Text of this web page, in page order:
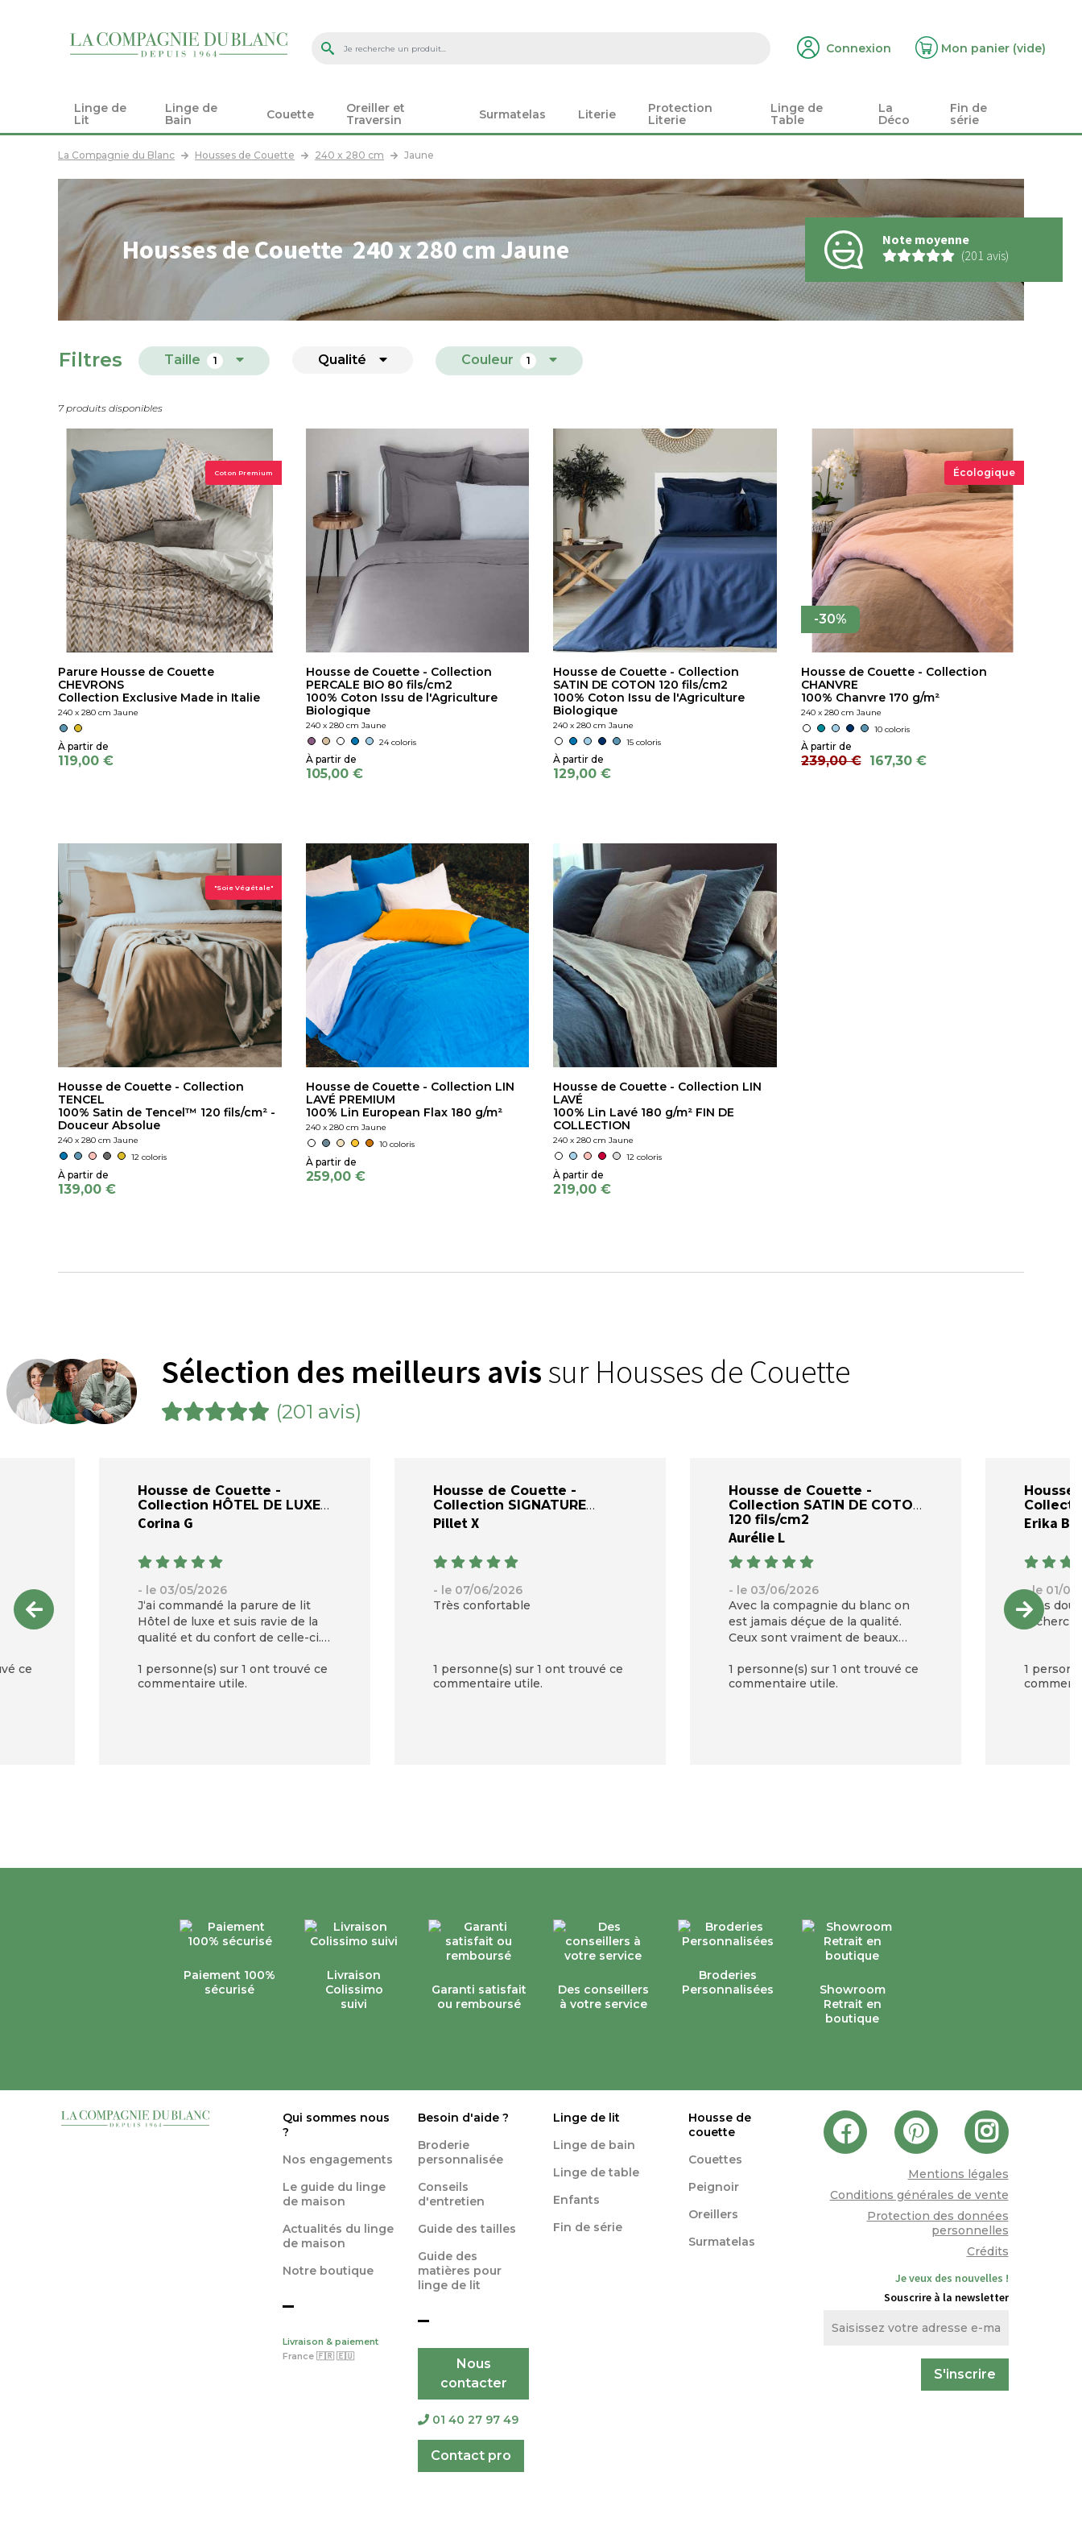
Connexion Mon panier (vide)
Linge de
Lit
Linge de
Bain
Couette
Oreiller et
Traversin
Surmatelas Literie
Protection
Literie
Linge de
Table
La
Déco
Fin de
série
La Compagnie du Blanc Housses de Couette 240 x 280 cm Jaune
Housses de Couette 240 x 280 cm Jaune
Note moyenne
(201 avis)
Filtres Taille 1 Qualité Couleur 1
7 produits disponibles
Coton Premium
Parure Housse de Couette
CHEVRONS
Collection Exclusive Made in Italie
240 x 280 cm Jaune
119,00 €
Housse de Couette - Collection
PERCALE BIO 80 fils/cm2
100% Coton Issu de l'Agriculture
Biologique
240 x 280 cm Jaune
24 coloris
105,00 €
Housse de Couette - Collection
SATIN DE COTON 120 fils/cm2
100% Coton Issu de l'Agriculture
Biologique
240 x 280 cm Jaune
15 coloris
129,00 €
-30%
Écologique
Housse de Couette - Collection
CHANVRE
100% Chanvre 170 g/m²
240 x 280 cm Jaune
10 coloris
239,00 € 167,30 €
"Soie Végétale"
Housse de Couette - Collection
TENCEL
100% Satin de Tencel™ 120 fils/cm² -
Douceur Absolue
240 x 280 cm Jaune
12 coloris
139,00 €
Housse de Couette - Collection LIN
LAVÉ PREMIUM
100% Lin European Flax 180 g/m²
240 x 280 cm Jaune
10 coloris
259,00 €
Housse de Couette - Collection LIN
LAVÉ
100% Lin Lavé 180 g/m² FIN DE
COLLECTION
240 x 280 cm Jaune
12 coloris
219,00 €
Sélection des meilleurs avis sur Housses de Couette
(201 avis)
ce
Housse de Couette -
Collection HÔTEL DE LUXE
Corina G
- le 03/05/2026
J‘ai commandé la parure de lit
Hôtel de luxe et suis ravie de la
qualité et du confort de celle-ci.
prix parle de la très belle qualité.
1 personne(s) sur 1 ont trouvé ce
commentaire utile.
Housse de Couette -
Collection SIGNATURE
Pillet X
- le 07/06/2026
Très confortable
1 personne(s) sur 1 ont trouvé ce
commentaire utile.
Housse de Couette -
Collection SATIN DE COTON
120 fils/cm2
Aurélie L
- le 03/06/2026
Avec la compagnie du blanc on
est jamais déçue de la qualité.
Ceux sont vraiment de beaux
1 personne(s) sur 1 ont trouvé ce
commentaire utile.
Housse
Erika B
- le 01/
Très
1
Paiement 100%
sécurisé
Livraison
Colissimo
suivi
Garanti satisfait
ou remboursé
Des conseillers
à votre service
Broderies
Personnalisées
Showroom
Retrait en
boutique
Qui sommes nous
?
Nos engagements
Le guide du linge
de maison
Actualités du linge
de maison
Notre boutique
Livraison & paiement
France 🇫🇷 🇪🇺
Besoin d'aide ?
Broderie
personnalisée
Conseils
d'entretien
Guide des tailles
Guide des
matières pour
linge de lit
Nous
contacter
01 40 27 97 49
Contact pro
Linge de lit
Linge de bain
Linge de table
Enfants
Fin de série
Housse de
couette
Couettes
Peignoir
Oreillers
Surmatelas
Mentions légales
Conditions générales de vente
Protection des données
personnelles
Crédits
Je veux des nouvelles !
Souscrire à la newsletter